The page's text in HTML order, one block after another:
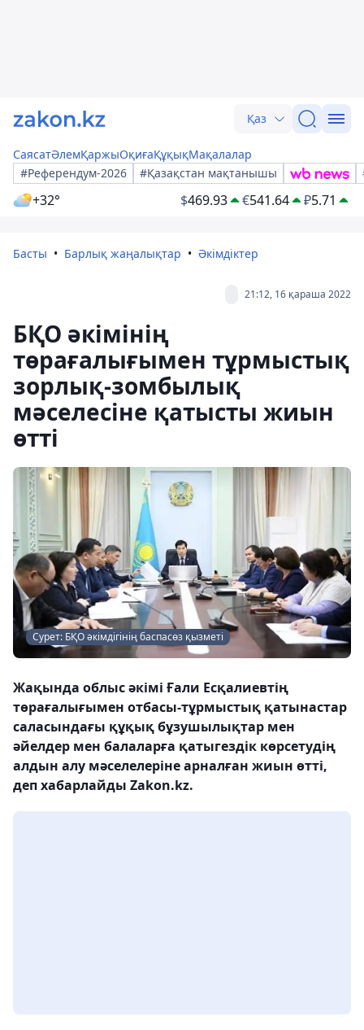
Қаз
СаясатӘлемҚаржыОқиғаҚұқықМақалалар
#Референдум-2026
#Қазақстан мақтанышы
+32° $469.93 €541.64 ₽5.71
Басты Барлық жаңалықтар Әкімдіктер
21:12, 16 қараша 2022
БҚО әкімінің
төрағалығымен тұрмыстық
зорлық-зомбылық
мәселесіне қатысты жиын
өтті
Сурет: БҚО әкімдігінің баспасөз қызметі
Жақында облыс әкімі Ғали Есқалиевтің
төрағалығымен отбасы-тұрмыстық қатынастар
саласындағы құқық бұзушылықтар мен
әйелдер мен балаларға қатыгездік көрсетудің
алдын алу мәселелеріне арналған жиын өтті,
деп хабарлайды Zakon.kz.